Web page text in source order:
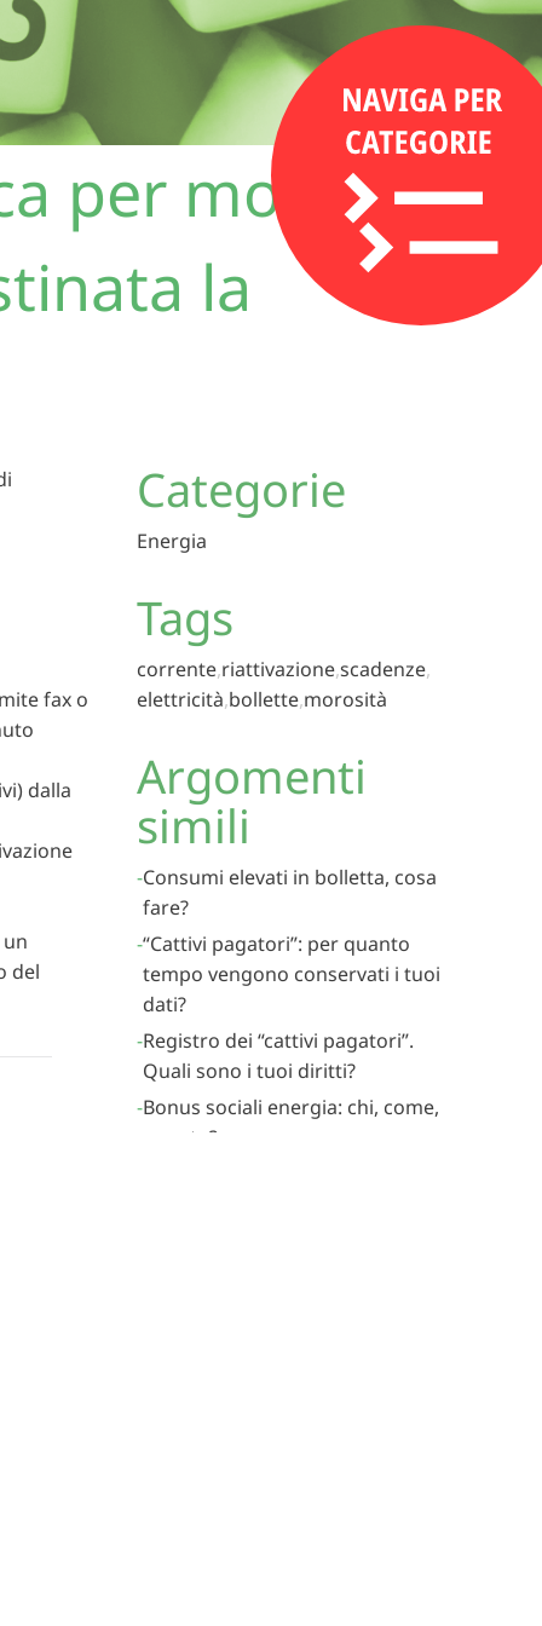
per morosità:
la
fax o
dalla
del
Categorie
Energia
Tags
corrente riattivazione scadenze
elettricità bollette morosità
Argomenti
simili
Consumi elevati in bolletta, cosa
fare?
“Cattivi pagatori”: per quanto
tempo vengono conservati i tuoi
dati?
Registro dei “cattivi pagatori”.
Quali sono i tuoi diritti?
Bonus sociali energia: chi, come,
quanto?